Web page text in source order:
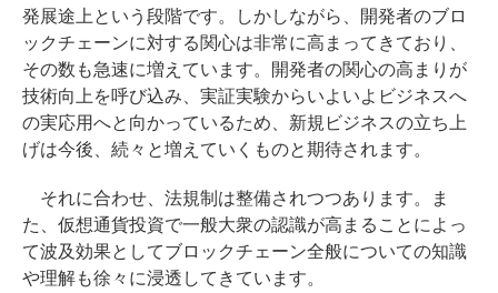
発展途上という段階です。しかしながら、開発者のブロ
ックチェーンに対する関心は非常に高まってきており、
その数も急速に増えています。開発者の関心の高まりが
技術向上を呼び込み、実証実験からいよいよビジネスへ
の実応用へと向かっているため、新規ビジネスの立ち上
げは今後、続々と増えていくものと期待されます。
それに合わせ、法規制は整備されつつあります。ま
た、仮想通貨投資で一般大衆の認識が高まることによっ
て波及効果としてブロックチェーン全般についての知識
や理解も徐々に浸透してきています。